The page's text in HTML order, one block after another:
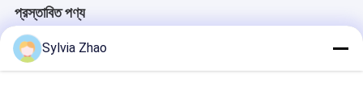
প্রস্তাবিত পণ্য
Sylvia Zhao